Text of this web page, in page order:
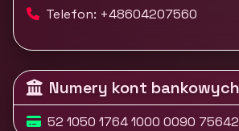
Telefon: +48604207560
Numery kont bankowych
52 1050 1764 1000 0090